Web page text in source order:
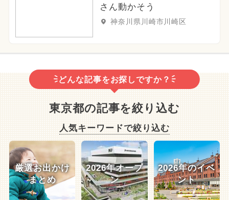
さん動かそう
神奈川県川崎市川崎区
どんな記事をお探しですか？
東京都の記事を絞り込む
人気キーワードで絞り込む
厳選お出かけ
まとめ
2026年オープ
ン
2026年のイベ
ント